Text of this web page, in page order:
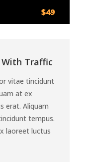
$49
Traffic
vitae tincidunt
at ex
erat. Aliquam
tempus.
laoreet luctus